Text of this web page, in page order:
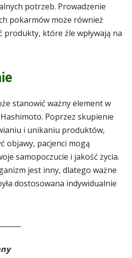
potrzeb. Prowadzenie
pokarmów może również
produkty, które źle wpływają na
stanowić ważny element w
Poprzez skupienie
i unikaniu produktów,
objawy, pacjenci mogą
samopoczucie i jakość życia.
jest inny, dlatego ważne
dostosowana indywidualnie